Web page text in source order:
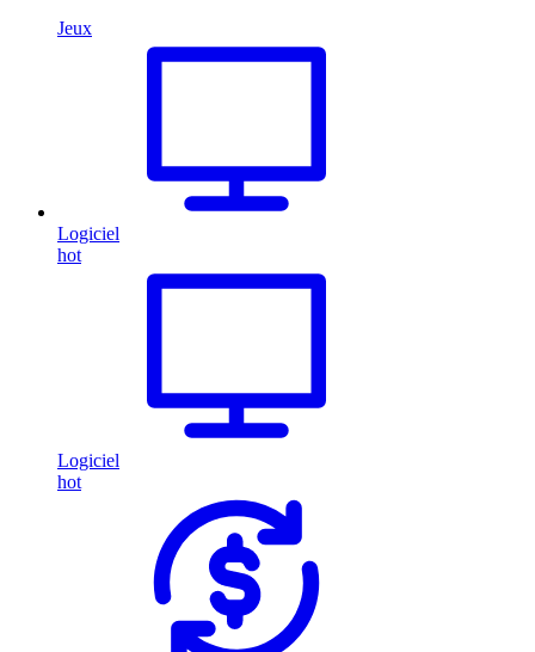
Jeux
Logiciel
hot
Logiciel
hot